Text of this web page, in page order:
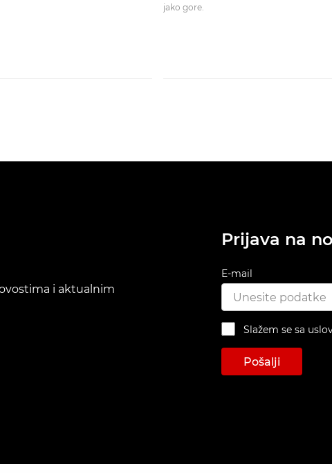
jako gore.
i aktualnim
Prijava na
E-mail
Slažem se sa
Pošalji